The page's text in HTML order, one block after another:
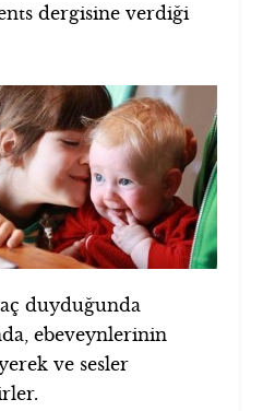
dergisine verdiği
duyduğunda
ebeveynlerinin
ve sesler